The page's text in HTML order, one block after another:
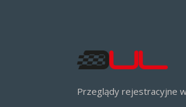
Przeglądy rejestracyjne